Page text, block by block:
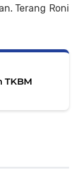
Terang Roni
TKBM